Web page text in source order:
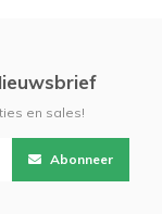
en sales!
Abonneer